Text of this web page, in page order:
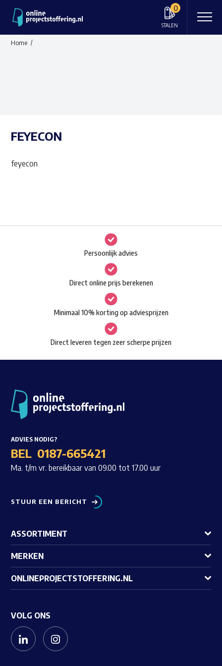
0
STALEN
Home
FEYECON
feyecon
Persoonlijk advies
Direct online prijs berekenen
Minimaal 10% korting op adviesprijzen
Direct leveren tegen zeer scherpe prijzen
ADVIES NODIG?
BEL 0187-665421
Ma. t/m vr. bereikbaar van 09.00 tot 17.00 uur
STUUR EEN BERICHT
ASSORTIMENT
MERKEN
ONLINEPROJECTSTOFFERING.NL
VOLG ONS